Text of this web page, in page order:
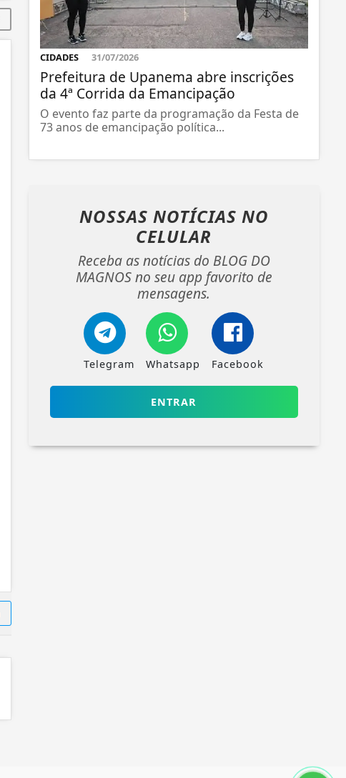
CIDADES 31/07/2026
Prefeitura de Upanema abre inscrições
da 4ª Corrida da Emancipação
O evento faz parte da programação da Festa de
73 anos de emancipação política...
NOSSAS NOTÍCIAS NO
CELULAR
Receba as notícias do BLOG DO
MAGNOS no seu app favorito de
mensagens.
Telegram Whatsapp Facebook
ENTRAR